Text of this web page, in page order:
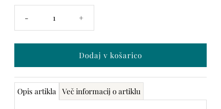
zalogi
je
samo
še 0
- +
Opis artikla Več informacij o artiklu